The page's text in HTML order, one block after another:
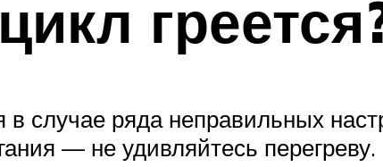
случае ряда неправильных
— не удивляйтесь перегреву.